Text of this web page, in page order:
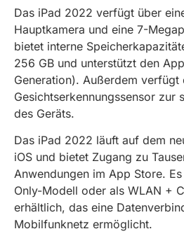
Das iPad 2022 verfügt über
Hauptkamera und eine 7-
bietet interne
256 GB und unterstützt den
Generation). Außerdem verfügt
Gesichtserkennungssensor zur
des Geräts.
Das iPad 2022 läuft auf dem
iOS und bietet Zugang zu
Anwendungen im App Store.
Only-Modell oder als WLAN +
erhältlich, das eine
Mobilfunknetz ermöglicht.